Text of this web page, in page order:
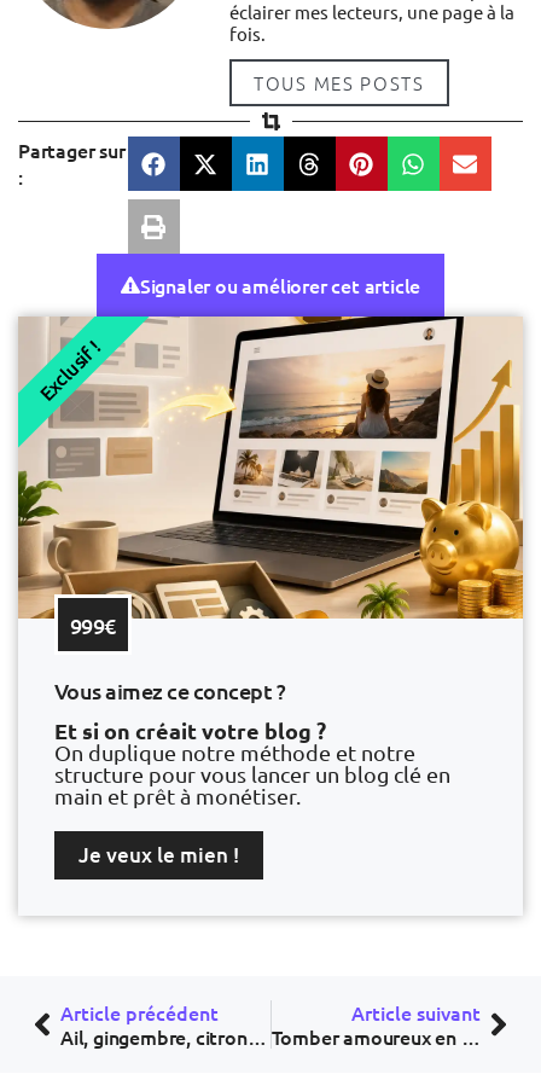
éclairer mes lecteurs, une page à la
fois.
TOUS MES POSTS
Partager sur
:
Signaler ou améliorer cet article
999€
Vous aimez ce concept ?
Et si on créait votre blog ?
On duplique notre méthode et notre
structure pour vous lancer un blog clé en
main et prêt à monétiser.
Je veux le mien !
Exclusif !
Article précédent
Ail, gingembre, citron : la boisson miracle qui peut vous tuer
Article suivant
Tomber amoureux en 0,2 seconde : mythe ou réalité scientifique ?